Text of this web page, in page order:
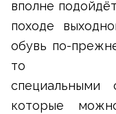
вполне
походе
обувь по-
то
специальными
которые